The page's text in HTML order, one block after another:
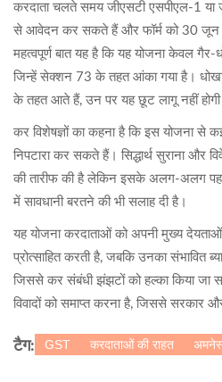
करदाता चलते समय जीएसटी एसपीएल-1 या
से आवेदन कर सकते हैं और फॉर्म को 30 जून
महत्वपूर्ण बात यह है कि यह योजना केवल गैर-
जिन्हें सेक्शन 73 के तहत आंका गया है।
के तहत आते हैं, उन पर यह छूट लागू नहीं
कर विशेषज्ञों का कहना है कि इस योजना से
निपटारा कर सकते हैं। सिद्धार्थ सुराना और
की तारीफ की है लेकिन इसके अलग-अलग
में सावधानी बरतने की भी सलाह दी है।
यह योजना करदाताओं को अपनी मुख्य
प्रोत्साहित करती है, जबकि उनका संभावित
जिससे कर संबंधी झंझटों को हल्का किया जा
विवादों को समाप्त करना है, जिससे सरकार
टैग: GST करदाताओं की राहत